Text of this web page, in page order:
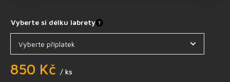
Vyberte si délku labrety ?
850 Kč / ks